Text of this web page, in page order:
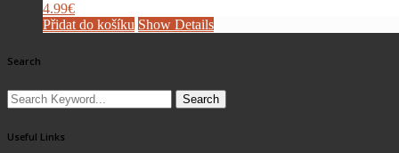
4.99€
Přidat do košíku Show Details
Search
Search
Useful Links